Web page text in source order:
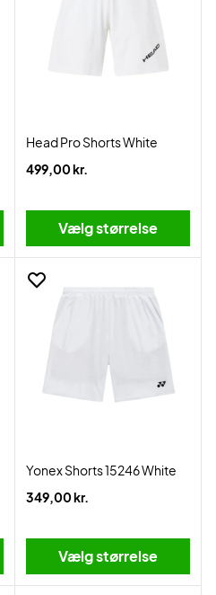
Head Pro Shorts White
499,00 kr.
Vælg størrelse
Yonex Shorts 15246 White
349,00 kr.
Vælg størrelse